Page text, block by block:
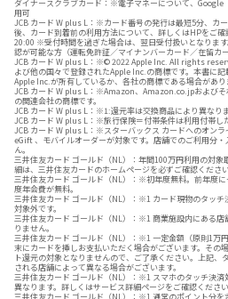
ダイナースクラブカード：※電子マネーについて、
用可
JCB カード W plus L：※カード番号の発行は最短5分、カ
後、カード到着前の利用方法について、詳しくはHPをご
20:00 ※受付時間を過ぎた場合は、翌日受付扱いとなりま
認が可能な方（運転免許証／マイナンバーカード／在留カー
JCB カード W plus L：※© 2022 Apple Inc. All rights
よび他の国々で登録されたApple Inc.の商標です。本書に記
Apple Inc.が所有しているか、各社の商標である場合があり
JCB カード W plus L：※Amazon、Amazon.co.jpおよび
の関連会社の商標です。
JCB カード W plus L：※1:還元率は交換商品により異なりま
JCB カード W plus L：※旅行保険＝付帯条件は利用付帯し
JCB カード W plus L：※スターバックス カードへのオン
eGift 、モバイルオーダーが対象です。店舗でのご利用分
ん。
三井住友カード ゴールド（NL）：年間100万円利用の対
細は、三井住友カードのホームページを必ずご確認くだ
三井住友カード ゴールド（NL）：※初年度無料。前年度
度年会費が無料。
三井住友カード ゴールド（NL）：※1 カード現物のタッ
対象外です。
三井住友カード ゴールド（NL）：※1 商業施設内にある
りません。
三井住友カード ゴールド（NL）：※1 一定金額（原則1万
末にカードを挿しお支払いただく場合がございます。その
ト還元の対象となりませんので、ご了承ください。上記、
される店舗によって異なる場合がございます。
三井住友カード ゴールド（NL）：※1 スマホのタッチ決
異なります。詳しくはサービス詳細ページをご確認ください